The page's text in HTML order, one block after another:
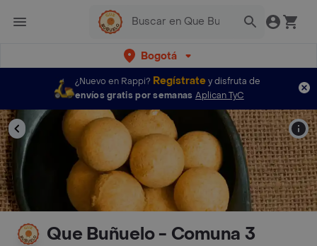
Bogotá
¿Nuevo en Rappi? Regístratey disfruta de
envíos gratis por semanas Aplican TyC
Que Buñuelo - Comuna 3